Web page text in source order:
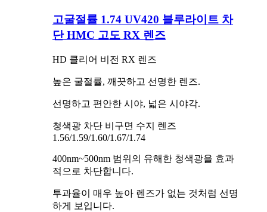
고굴절률 1.74 UV420 블루라이트 차
단 HMC 고도 RX 렌즈
HD 클리어 비전 RX 렌즈
높은 굴절률, 깨끗하고 선명한 렌즈.
선명하고 편안한 시야, 넓은 시야각.
청색광 차단 비구면 수지 렌즈
1.56/1.59/1.60/1.67/1.74
400nm~500nm 범위의 유해한 청색광을 효과
적으로 차단합니다.
투과율이 매우 높아 렌즈가 없는 것처럼 선명
하게 보입니다.